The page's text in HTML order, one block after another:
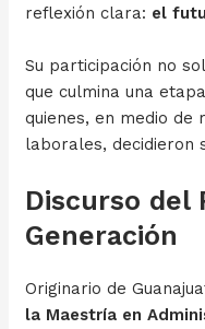
reflexión clara: el
Su participación no
que culmina una
quienes, en medio de
laborales, decidieron
Discurso del
Generación
Originario de
la Maestría en